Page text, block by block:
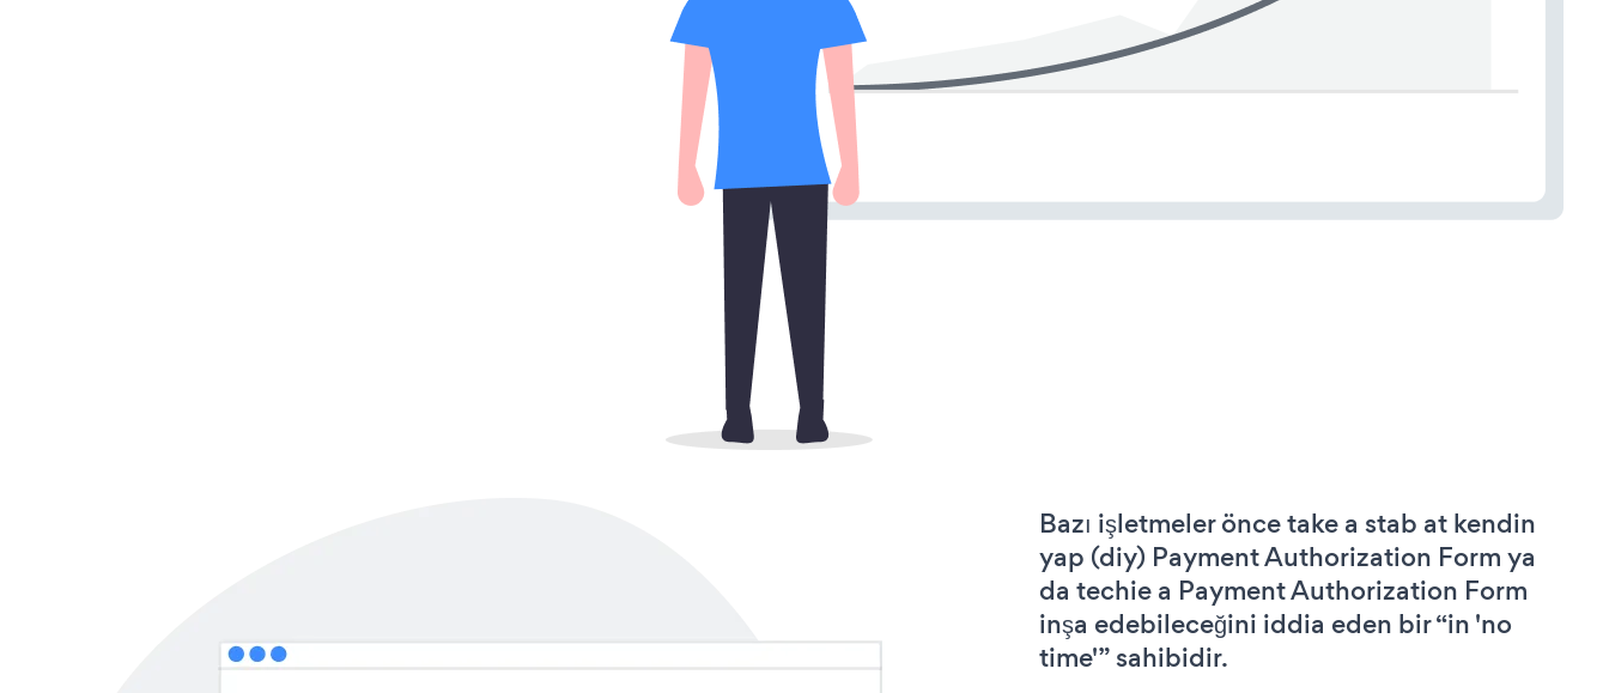
Bazı işletmeler önce take a stab at kendin
yap (diy) Payment Authorization Form ya
da techie a Payment Authorization Form
inşa edebileceğini iddia eden bir “in 'no
time'” sahibidir.